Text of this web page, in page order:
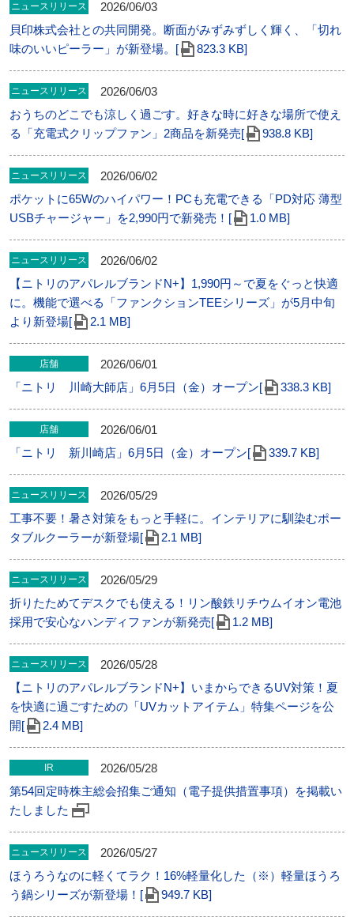
ニュースリリース
2026/06/03
貝印株式会社との共同開発。断面がみずみずしく輝く、「切れ
味のいいピーラー」が新登場。[
823.3 KB]
ニュースリリース
2026/06/03
おうちのどこでも涼しく過ごす。好きな時に好きな場所で使え
る「充電式クリップファン」2商品を新発売[
938.8 KB]
ニュースリリース
2026/06/02
ポケットに65Wのハイパワー！PCも充電できる「PD対応 薄型
USBチャージャー」を2,990円で新発売！[
1.0 MB]
ニュースリリース
2026/06/02
【ニトリのアパレルブランドN+】1,990円～で夏をぐっと快適
に。機能で選べる「ファンクションTEEシリーズ」が5月中旬
より新登場[
2.1 MB]
店舗
2026/06/01
「ニトリ 川崎大師店」6⽉5⽇（金）オープン[
338.3 KB]
店舗
2026/06/01
「ニトリ 新川崎店」6⽉5⽇（金）オープン[
339.7 KB]
ニュースリリース
2026/05/29
工事不要！暑さ対策をもっと手軽に。インテリアに馴染むポー
タブルクーラーが新登場[
2.1 MB]
ニュースリリース
2026/05/29
折りたためてデスクでも使える！リン酸鉄リチウムイオン電池
採用で安心なハンディファンが新発売[
1.2 MB]
ニュースリリース
2026/05/28
【ニトリのアパレルブランドN+】いまからできるUV対策！夏
を快適に過ごすための「UVカットアイテム」特集ページを公
開[
2.4 MB]
IR
2026/05/28
第54回定時株主総会招集ご通知（電子提供措置事項）を掲載い
たしました
ニュースリリース
2026/05/27
ほうろうなのに軽くてラク！16%軽量化した（※）軽量ほうろ
う鍋シリーズが新登場！[
949.7 KB]